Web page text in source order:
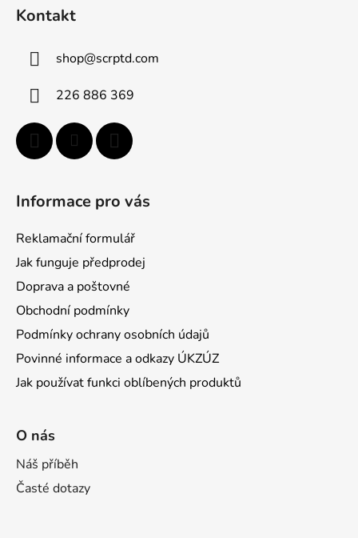
Kontakt
shop@scrptd.com
226 886 369
Informace pro vás
Reklamační formulář
Jak funguje předprodej
Doprava a poštovné
Obchodní podmínky
Podmínky ochrany osobních údajů
Povinné informace a odkazy ÚKZÚZ
Jak používat funkci oblíbených produktů
O nás
Náš příběh
Časté dotazy